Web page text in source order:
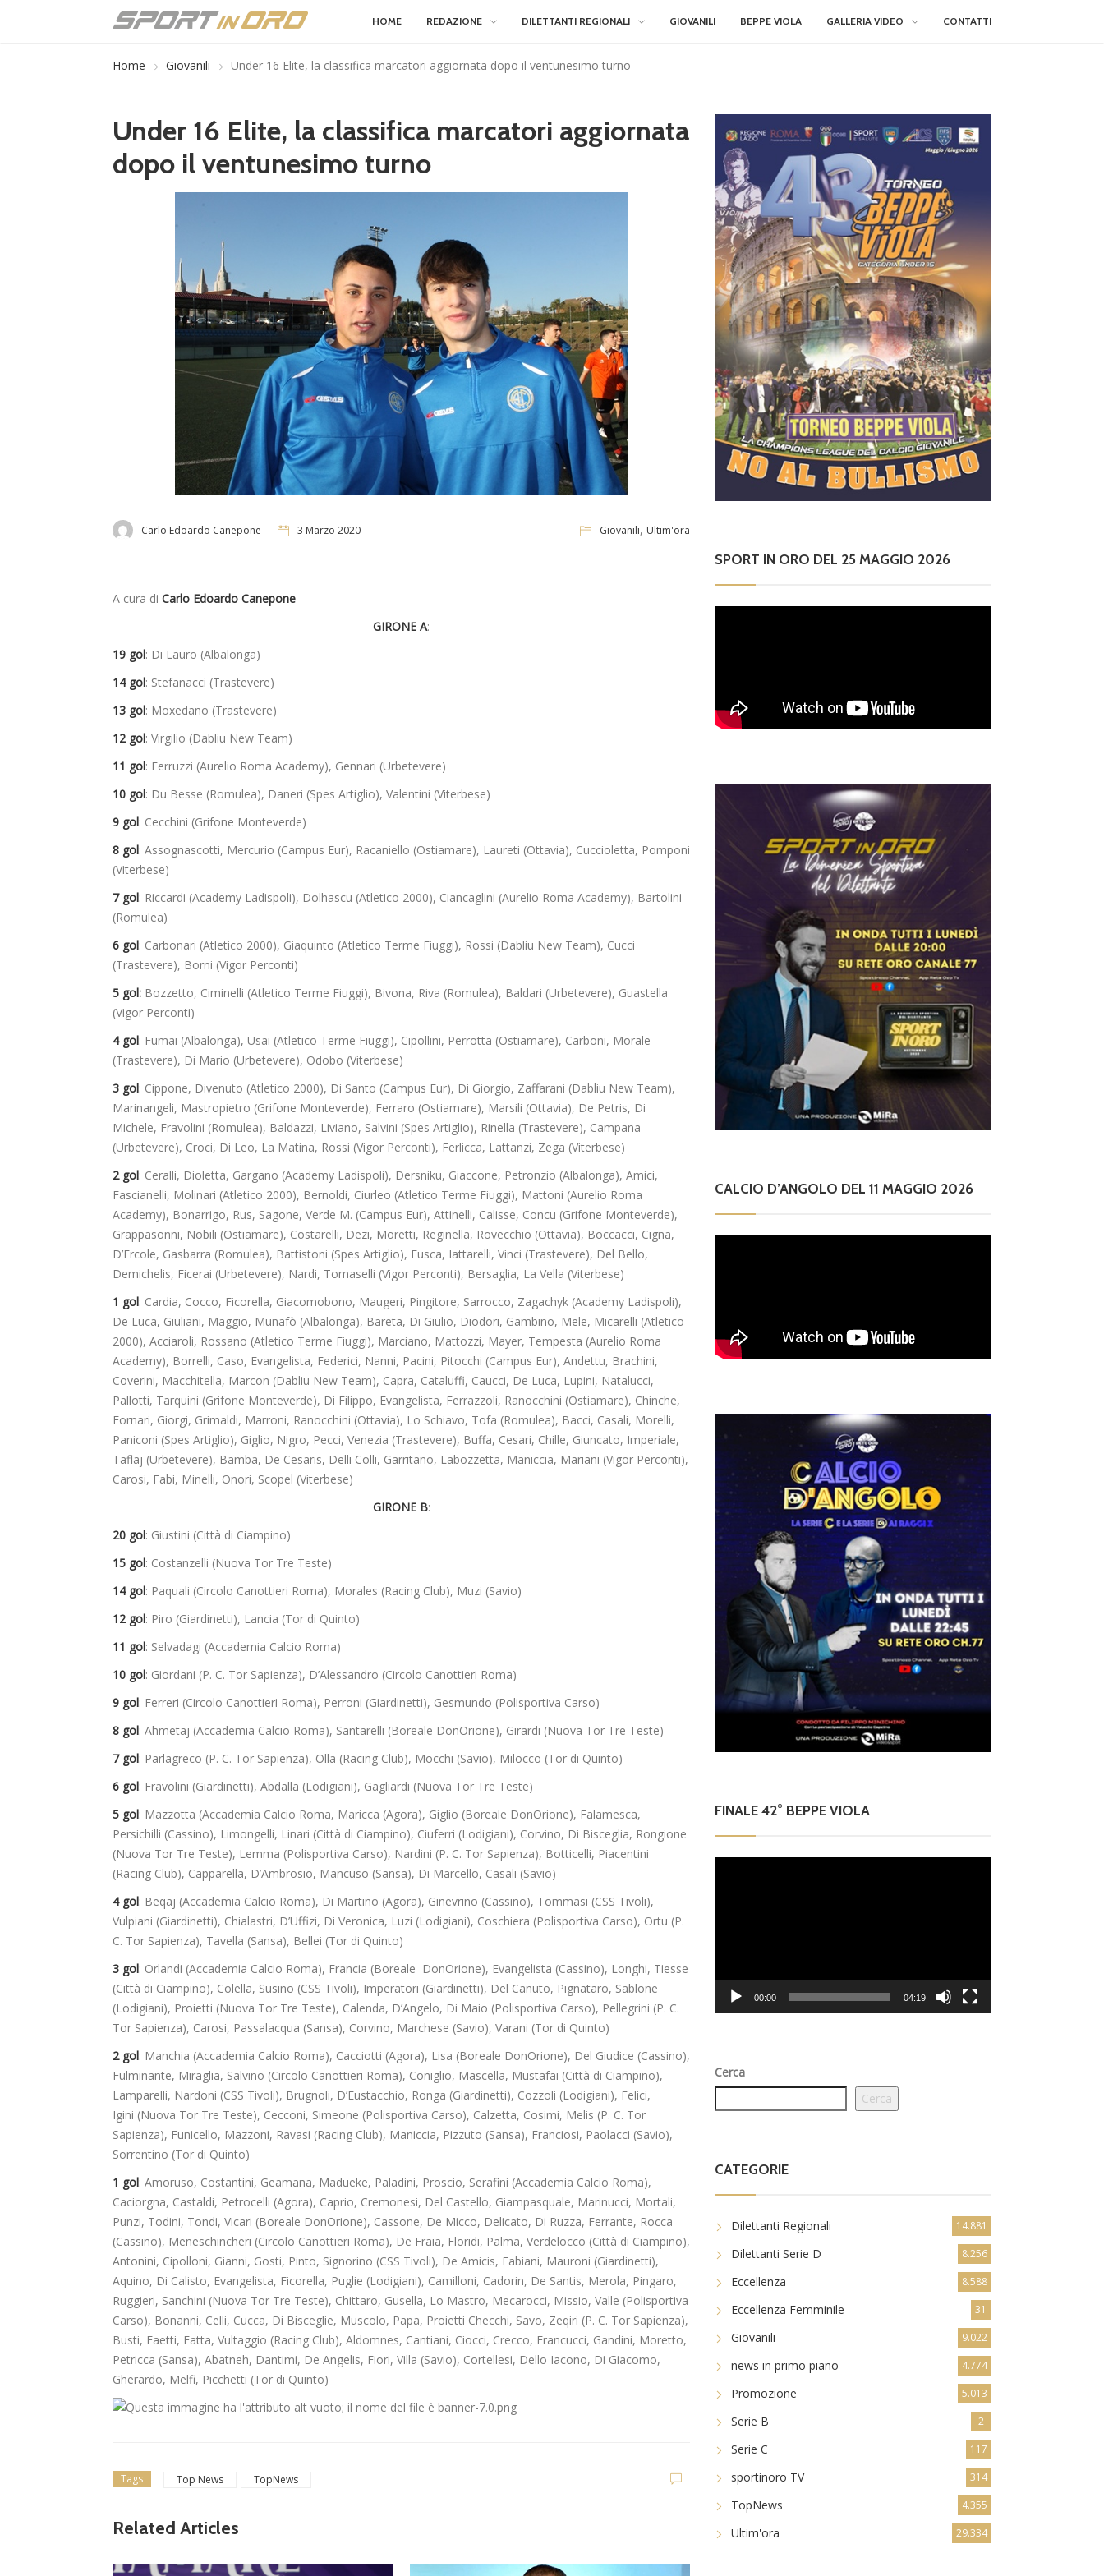
HOME REDAZIONE DILETTANTI REGIONALI GIOVANILI BEPPE VIOLA GALLERIA VIDEO CONTATTI
Home Giovanili Under 16 Elite, la classifica marcatori aggiornata dopo il ventunesimo turno
Under 16 Elite, la classifica marcatori aggiornata
dopo il ventunesimo turno
Carlo Edoardo Canepone 3 Marzo 2020 Giovanili, Ultim'ora
A cura di Carlo Edoardo Canepone
GIRONE A:
19 gol: Di Lauro (Albalonga)
14 gol: Stefanacci (Trastevere)
13 gol: Moxedano (Trastevere)
12 gol: Virgilio (Dabliu New Team)
11 gol: Ferruzzi (Aurelio Roma Academy), Gennari (Urbetevere)
10 gol: Du Besse (Romulea), Daneri (Spes Artiglio), Valentini (Viterbese)
9 gol: Cecchini (Grifone Monteverde)
8 gol: Assognascotti, Mercurio (Campus Eur), Racaniello (Ostiamare), Laureti (Ottavia), Cuccioletta, Pomponi
(Viterbese)
7 gol: Riccardi (Academy Ladispoli), Dolhascu (Atletico 2000), Ciancaglini (Aurelio Roma Academy), Bartolini
(Romulea)
6 gol: Carbonari (Atletico 2000), Giaquinto (Atletico Terme Fiuggi), Rossi (Dabliu New Team), Cucci
(Trastevere), Borni (Vigor Perconti)
5 gol: Bozzetto, Ciminelli (Atletico Terme Fiuggi), Bivona, Riva (Romulea), Baldari (Urbetevere), Guastella
(Vigor Perconti)
4 gol: Fumai (Albalonga), Usai (Atletico Terme Fiuggi), Cipollini, Perrotta (Ostiamare), Carboni, Morale
(Trastevere), Di Mario (Urbetevere), Odobo (Viterbese)
3 gol: Cippone, Divenuto (Atletico 2000), Di Santo (Campus Eur), Di Giorgio, Zaffarani (Dabliu New Team),
Marinangeli, Mastropietro (Grifone Monteverde), Ferraro (Ostiamare), Marsili (Ottavia), De Petris, Di
Michele, Fravolini (Romulea), Baldazzi, Liviano, Salvini (Spes Artiglio), Rinella (Trastevere), Campana
(Urbetevere), Croci, Di Leo, La Matina, Rossi (Vigor Perconti), Ferlicca, Lattanzi, Zega (Viterbese)
2 gol: Ceralli, Dioletta, Gargano (Academy Ladispoli), Dersniku, Giaccone, Petronzio (Albalonga), Amici,
Fascianelli, Molinari (Atletico 2000), Bernoldi, Ciurleo (Atletico Terme Fiuggi), Mattoni (Aurelio Roma
Academy), Bonarrigo, Rus, Sagone, Verde M. (Campus Eur), Attinelli, Calisse, Concu (Grifone Monteverde),
Grappasonni, Nobili (Ostiamare), Costarelli, Dezi, Moretti, Reginella, Rovecchio (Ottavia), Boccacci, Cigna,
D’Ercole, Gasbarra (Romulea), Battistoni (Spes Artiglio), Fusca, Iattarelli, Vinci (Trastevere), Del Bello,
Demichelis, Ficerai (Urbetevere), Nardi, Tomaselli (Vigor Perconti), Bersaglia, La Vella (Viterbese)
1 gol: Cardia, Cocco, Ficorella, Giacomobono, Maugeri, Pingitore, Sarrocco, Zagachyk (Academy Ladispoli),
De Luca, Giuliani, Maggio, Munafò (Albalonga), Bareta, Di Giulio, Diodori, Gambino, Mele, Micarelli (Atletico
2000), Acciaroli, Rossano (Atletico Terme Fiuggi), Marciano, Mattozzi, Mayer, Tempesta (Aurelio Roma
Academy), Borrelli, Caso, Evangelista, Federici, Nanni, Pacini, Pitocchi (Campus Eur), Andettu, Brachini,
Coverini, Macchitella, Marcon (Dabliu New Team), Capra, Cataluffi, Caucci, De Luca, Lupini, Natalucci,
Pallotti, Tarquini (Grifone Monteverde), Di Filippo, Evangelista, Ferrazzoli, Ranocchini (Ostiamare), Chinche,
Fornari, Giorgi, Grimaldi, Marroni, Ranocchini (Ottavia), Lo Schiavo, Tofa (Romulea), Bacci, Casali, Morelli,
Paniconi (Spes Artiglio), Giglio, Nigro, Pecci, Venezia (Trastevere), Buffa, Cesari, Chille, Giuncato, Imperiale,
Taflaj (Urbetevere), Bamba, De Cesaris, Delli Colli, Garritano, Labozzetta, Maniccia, Mariani (Vigor Perconti),
Carosi, Fabi, Minelli, Onori, Scopel (Viterbese)
GIRONE B:
20 gol: Giustini (Città di Ciampino)
15 gol: Costanzelli (Nuova Tor Tre Teste)
14 gol: Paquali (Circolo Canottieri Roma), Morales (Racing Club), Muzi (Savio)
12 gol: Piro (Giardinetti), Lancia (Tor di Quinto)
11 gol: Selvadagi (Accademia Calcio Roma)
10 gol: Giordani (P. C. Tor Sapienza), D’Alessandro (Circolo Canottieri Roma)
9 gol: Ferreri (Circolo Canottieri Roma), Perroni (Giardinetti), Gesmundo (Polisportiva Carso)
8 gol: Ahmetaj (Accademia Calcio Roma), Santarelli (Boreale DonOrione), Girardi (Nuova Tor Tre Teste)
7 gol: Parlagreco (P. C. Tor Sapienza), Olla (Racing Club), Mocchi (Savio), Milocco (Tor di Quinto)
6 gol: Fravolini (Giardinetti), Abdalla (Lodigiani), Gagliardi (Nuova Tor Tre Teste)
5 gol: Mazzotta (Accademia Calcio Roma, Maricca (Agora), Giglio (Boreale DonOrione), Falamesca,
Persichilli (Cassino), Limongelli, Linari (Città di Ciampino), Ciuferri (Lodigiani), Corvino, Di Bisceglia, Rongione
(Nuova Tor Tre Teste), Lemma (Polisportiva Carso), Nardini (P. C. Tor Sapienza), Botticelli, Piacentini
(Racing Club), Capparella, D’Ambrosio, Mancuso (Sansa), Di Marcello, Casali (Savio)
4 gol: Beqaj (Accademia Calcio Roma), Di Martino (Agora), Ginevrino (Cassino), Tommasi (CSS Tivoli),
Vulpiani (Giardinetti), Chialastri, D’Uffizi, Di Veronica, Luzi (Lodigiani), Coschiera (Polisportiva Carso), Ortu (P.
C. Tor Sapienza), Tavella (Sansa), Bellei (Tor di Quinto)
3 gol: Orlandi (Accademia Calcio Roma), Francia (Boreale DonOrione), Evangelista (Cassino), Longhi, Tiesse
(Città di Ciampino), Colella, Susino (CSS Tivoli), Imperatori (Giardinetti), Del Canuto, Pignataro, Sablone
(Lodigiani), Proietti (Nuova Tor Tre Teste), Calenda, D’Angelo, Di Maio (Polisportiva Carso), Pellegrini (P. C.
Tor Sapienza), Carosi, Passalacqua (Sansa), Corvino, Marchese (Savio), Varani (Tor di Quinto)
2 gol: Manchia (Accademia Calcio Roma), Cacciotti (Agora), Lisa (Boreale DonOrione), Del Giudice (Cassino),
Fulminante, Miraglia, Salvino (Circolo Canottieri Roma), Coniglio, Mascella, Mustafai (Città di Ciampino),
Lamparelli, Nardoni (CSS Tivoli), Brugnoli, D’Eustacchio, Ronga (Giardinetti), Cozzoli (Lodigiani), Felici,
Igini (Nuova Tor Tre Teste), Cecconi, Simeone (Polisportiva Carso), Calzetta, Cosimi, Melis (P. C. Tor
Sapienza), Funicello, Mazzoni, Ravasi (Racing Club), Maniccia, Pizzuto (Sansa), Franciosi, Paolacci (Savio),
Sorrentino (Tor di Quinto)
1 gol: Amoruso, Costantini, Geamana, Madueke, Paladini, Proscio, Serafini (Accademia Calcio Roma),
Caciorgna, Castaldi, Petrocelli (Agora), Caprio, Cremonesi, Del Castello, Giampasquale, Marinucci, Mortali,
Punzi, Todini, Tondi, Vicari (Boreale DonOrione), Cassone, De Micco, Delicato, Di Ruzza, Ferrante, Rocca
(Cassino), Meneschincheri (Circolo Canottieri Roma), De Fraia, Floridi, Palma, Verdelocco (Città di Ciampino),
Antonini, Cipolloni, Gianni, Gosti, Pinto, Signorino (CSS Tivoli), De Amicis, Fabiani, Mauroni (Giardinetti),
Aquino, Di Calisto, Evangelista, Ficorella, Puglie (Lodigiani), Camilloni, Cadorin, De Santis, Merola, Pingaro,
Ruggieri, Sanchini (Nuova Tor Tre Teste), Chittaro, Gusella, Lo Mastro, Mecarocci, Missio, Valle (Polisportiva
Carso), Bonanni, Celli, Cucca, Di Bisceglie, Muscolo, Papa, Proietti Checchi, Savo, Zeqiri (P. C. Tor Sapienza),
Busti, Faetti, Fatta, Vultaggio (Racing Club), Aldomnes, Cantiani, Ciocci, Crecco, Francucci, Gandini, Moretto,
Petricca (Sansa), Abatneh, Dantimi, De Angelis, Fiori, Villa (Savio), Cortellesi, Dello Iacono, Di Giacomo,
Gherardo, Melfi, Picchetti (Tor di Quinto)
Tags Top News TopNews
Related Articles
Quartiere Campo del
SPORT IN ORO DEL 25 MAGGIO 2026
CALCIO D’ANGOLO DEL 11 MAGGIO 2026
FINALE 42° BEPPE VIOLA
00:00 04:19
Cerca
Cerca
CATEGORIE
Dilettanti Regionali 14.881
Dilettanti Serie D 8.256
Eccellenza 8.588
Eccellenza Femminile 31
Giovanili 9.022
news in primo piano 4.774
Promozione 5.013
Serie B 2
Serie C 117
sportinoro TV 314
TopNews 4.355
Ultim'ora 29.334